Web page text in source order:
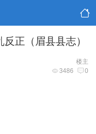
正（眉县县志）
楼主
3486 0